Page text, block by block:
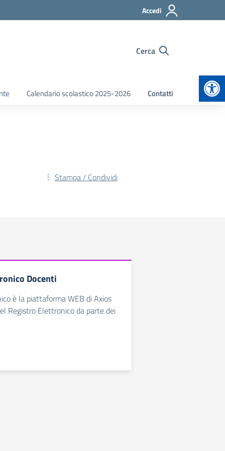
Accedi
Cerca
Calendario scolastico 2025-2026 Contatti
Stampa / Condividi
Docenti
è la piattaforma WEB di Axios
Registro Elettronico da parte dei